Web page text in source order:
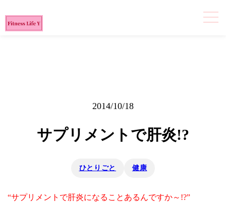
2014/10/18
サプリメントで肝炎!?
ひとりごと 健康
“サプリメントで肝炎になることあるんですか～!?”